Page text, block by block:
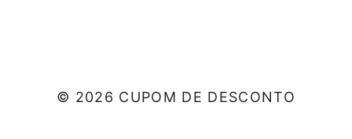
© 2026 CUPOM DE DESCONTO